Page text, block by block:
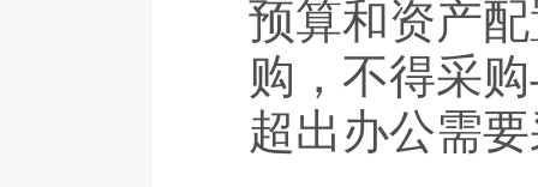
预算和资产
购，不得采
超出办公需